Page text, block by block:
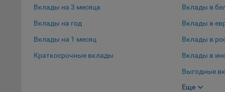
Вклады на 3 месяца
Вклады на год
Вклады на 1 месяц
Краткосрочные вклады
Вклады в
Вклады в
Вклады в
Вклады в
Выгодные
Выгодные
Еще